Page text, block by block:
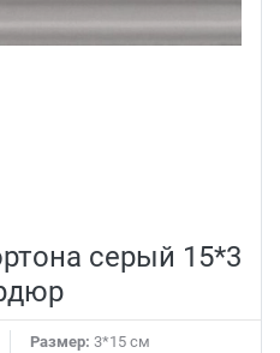
серый 15*3
Размер: 3*15 см